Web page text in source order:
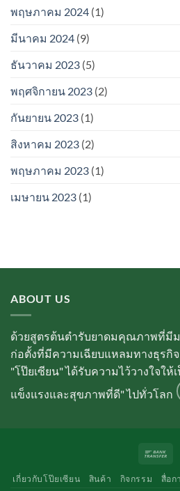
พฤษภาคม 2024 (1)
มีนาคม 2024 (9)
ธันวาคม 2023 (5)
พฤศจิกายน 2023 (2)
กันยายน 2023 (1)
สิงหาคม 2023 (2)
พฤษภาคม 2023 (1)
เมษายน 2023 (1)
ABOUT US
ด้วยสูตรต้นตำรับยาดมคุณภาพที่มี
ก่อตั้งที่มีความเฉียบแหลมทางธุรกิ
"โป๊ยเซียน" ได้รับความไว้วางใจใ
แข็งแรงและสุขภาพที่ดี" ไปทั่วโลก
เกี่ยวกับโป๊ยเซียน สินค้า กิจกรรม สื่อก